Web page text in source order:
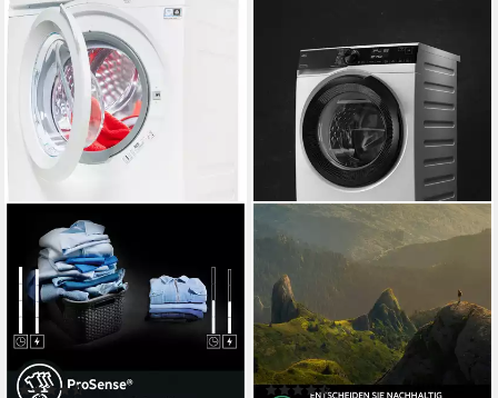
Waschmaschine 6000
ProSense® L6FBG51470
7 kg
Kapazität Waschen
Betriebsgeräusch
1400 U/min Schleuderdrehzahl
Produktdatenblatt
(26)
Waschmaschine 7000
ProSteam® LR7FA69FL
Kapazität Waschen
76 dB(A) Betriebsgeräusch
1600 U/min Schleuderdrehzahl
Produktdatenblatt
(126)